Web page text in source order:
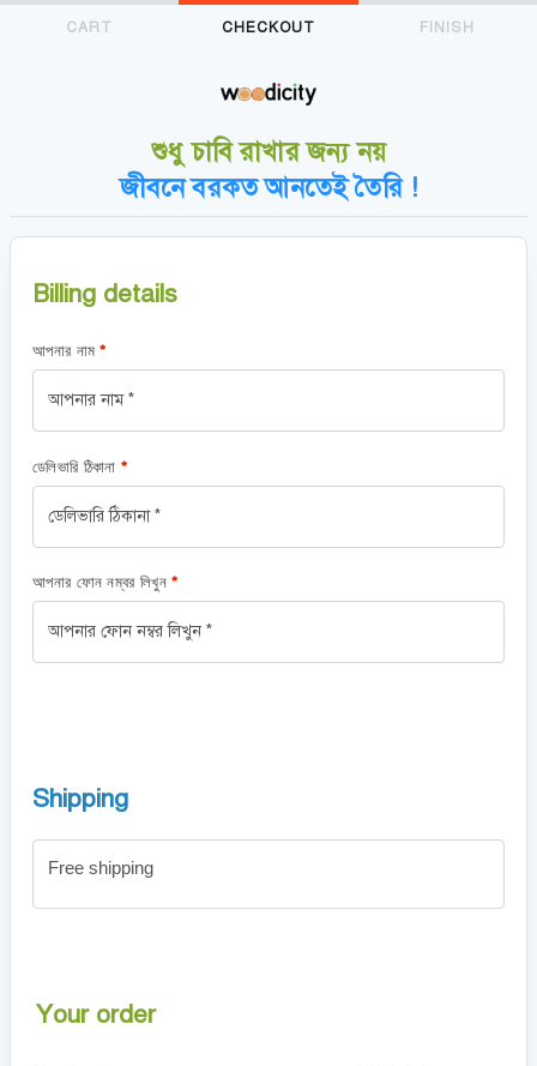
CART CHECKOUT FINISH
শুধু চাবি রাখার জন্য নয়
জীবনে বরকত আনতেই তৈরি !
Billing details
আপনার নাম*
ডেলিভারি ঠিকানা *
আপনার ফোন নম্বর লিখুন*
Shipping
Free shipping
Your order